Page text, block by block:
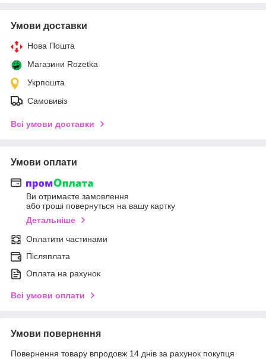
Умови доставки
Нова Пошта
Магазини Rozetka
Укрпошта
Самовивіз
Всі умови доставки
Умови оплати
Ви отримаєте замовлення
або гроші повернуться на вашу картку
Детальніше
Оплатити частинами
Післяплата
Оплата на рахунок
Всі умови оплати
Умови повернення
Повернення товару впродовж 14 днів за рахунок покупця